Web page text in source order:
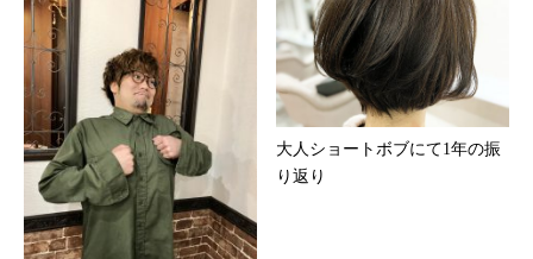
大人ショートボブにて1年の振
り返り